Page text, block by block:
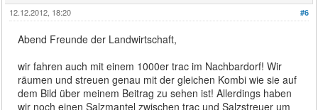
#6
12.12.2012, 18:20
Abend Freunde der Landwirtschaft,
wir fahren auch mit einem 1000er trac im Nachbardorf! Wir
räumen und streuen genau mit der gleichen Kombi wie sie auf
dem Bild über meinem Beitrag zu sehen ist! Allerdings haben
wir noch einen Salzmantel zwischen trac und Salzstreuer um